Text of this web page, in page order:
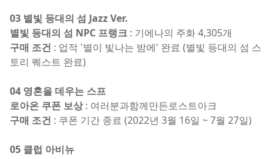
03 별빛 등대의 섬 Jazz Ver.
별빛 등대의 섬 NPC 프랭크 : 기에나의 주화 4,305개
구매 조건 : 업적 '별이 빛나는 밤에' 완료 (별빛 등대의 섬 스
토리 퀘스트 완료)
04 영혼을 데우는 스프
로아온 쿠폰 보상: 여러분과함께만든로스트아크
구매 조건 : 쿠폰 기간 종료 (2022년 3월 16일 ~ 7월 27일)
05 클럽 아비뉴